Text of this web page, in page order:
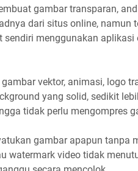
gambar transparan,
dari situs online, namun
sendiri menggunakan
vektor, animasi, logo
yang solid, sedikit
tidak perlu mengompres
gambar apapun tanpa
watermark video tidak